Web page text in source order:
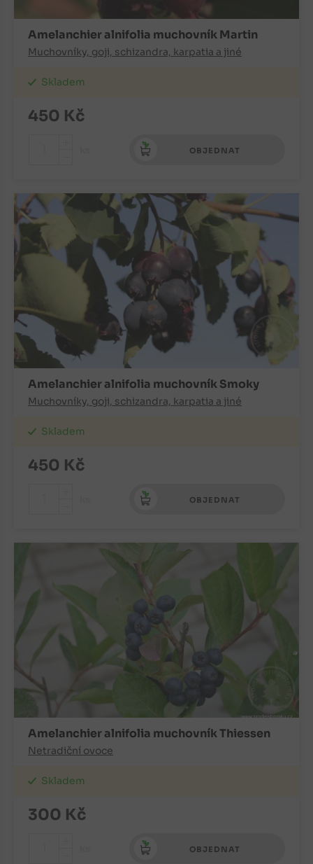
Amelanchier alnifolia muchovník Martin
Muchovníky, goji, schizandra, karpatia a jiné
Skladem
450 Kč
OBJEDNAT
Amelanchier alnifolia muchovník Smoky
Muchovníky, goji, schizandra, karpatia a jiné
Skladem
450 Kč
OBJEDNAT
Amelanchier alnifolia muchovník Thiessen
Netradiční ovoce
Skladem
300 Kč
OBJEDNAT